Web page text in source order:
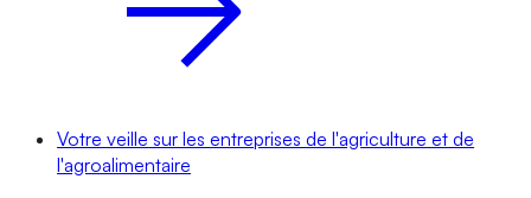
Votre veille sur les entreprises de l'agriculture et de
l'agroalimentaire